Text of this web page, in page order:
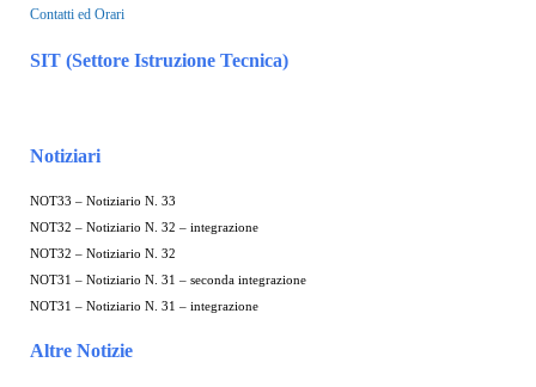
Contatti ed Orari
SIT (Settore Istruzione Tecnica)
Notiziari
NOT33 – Notiziario N. 33
NOT32 – Notiziario N. 32 – integrazione
NOT32 – Notiziario N. 32
NOT31 – Notiziario N. 31 – seconda integrazione
NOT31 – Notiziario N. 31 – integrazione
Altre Notizie